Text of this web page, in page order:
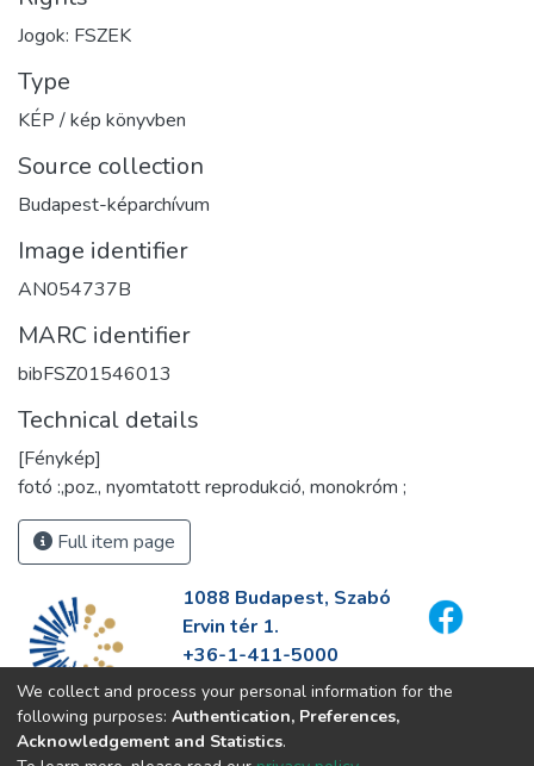
Jogok: FSZEK
Type
KÉP / kép könyvben
Source collection
Budapest-képarchívum
Image identifier
AN054737B
MARC identifier
bibFSZ01546013
Technical details
[Fénykép]
fotó :,poz., nyomtatott reprodukció, monokróm ;
Full item page
1088 Budapest, Szabó
Ervin tér 1.
+36-1-411-5000
info@fszek.hu
https://fszek.hu
We collect and process your personal information for the
following purposes: Authentication, Preferences,
Acknowledgement and Statistics.